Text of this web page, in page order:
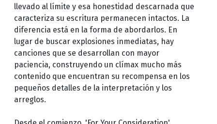
llevado al límite y esa honestidad descarnada que
caracteriza su escritura permanecen intactos. La
diferencia está en la forma de abordarlos. En
lugar de buscar explosiones inmediatas, hay
canciones que se desarrollan con mayor
paciencia, construyendo un clímax mucho más
contenido que encuentran su recompensa en los
pequeños detalles de la interpretación y los
arreglos.